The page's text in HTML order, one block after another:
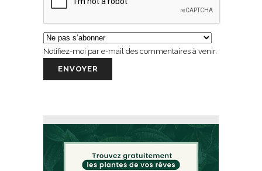
Notifiez-moi par e-mail des commentaires à venir.